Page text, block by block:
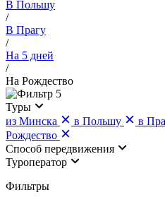
В Польшу
/
В Прагу
/
На 5 дней
/
На Рождество
5
Туры
из Минска
в Польшу в
Рождество
Cпособ передвижения
Туроператор
Фильтры